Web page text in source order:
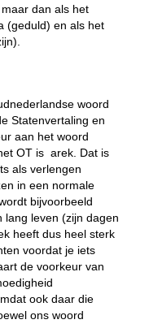
dan als het
(geduld) en als het
woord
Statenvertaling en
aan het woord
OT is arek. Dat is
als verlengen
in een normale
bijvoorbeeld
lang leven (zijn dagen
heeft dus heel sterk
voordat je iets
de voorkeur van
ook daar die
ons woord